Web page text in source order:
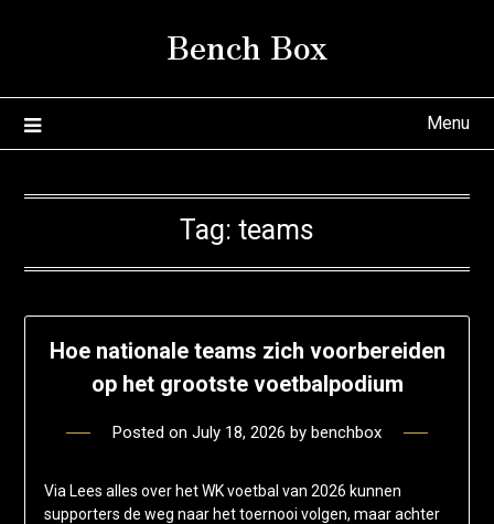
Bench Box
Menu
Tag: teams
Hoe nationale teams zich voorbereiden
op het grootste voetbalpodium
Posted on July 18, 2026 by benchbox
Via Lees alles over het WK voetbal van 2026 kunnen
supporters de weg naar het toernooi volgen, maar achter